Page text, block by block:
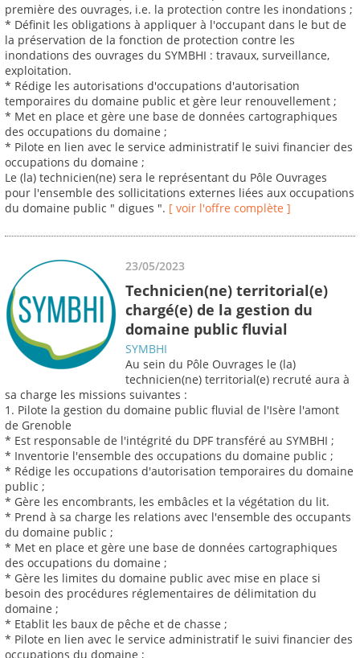
première des ouvrages, i.e. la protection contre les inondations ;
* Définit les obligations à appliquer à l'occupant dans le but de
la préservation de la fonction de protection contre les
inondations des ouvrages du SYMBHI : travaux, surveillance,
exploitation.
* Rédige les autorisations d'occupations d'autorisation
temporaires du domaine public et gère leur renouvellement ;
* Met en place et gère une base de données cartographiques
des occupations du domaine ;
* Pilote en lien avec le service administratif le suivi financier des
occupations du domaine ;
Le (la) technicien(ne) sera le représentant du Pôle Ouvrages
pour l'ensemble des sollicitations externes liées aux occupations
du domaine public " digues ". [ voir l'offre complète ]
23/05/2023
Technicien(ne) territorial(e)
chargé(e) de la gestion du
domaine public fluvial
SYMBHI
Au sein du Pôle Ouvrages le (la)
technicien(ne) territorial(e) recruté aura à
sa charge les missions suivantes :
1. Pilote la gestion du domaine public fluvial de l'Isère l'amont
de Grenoble
* Est responsable de l'intégrité du DPF transféré au SYMBHI ;
* Inventorie l'ensemble des occupations du domaine public ;
* Rédige les occupations d'autorisation temporaires du domaine
public ;
* Gère les encombrants, les embâcles et la végétation du lit.
* Prend à sa charge les relations avec l'ensemble des occupants
du domaine public ;
* Met en place et gère une base de données cartographiques
des occupations du domaine ;
* Gère les limites du domaine public avec mise en place si
besoin des procédures réglementaires de délimitation du
domaine ;
* Etablit les baux de pêche et de chasse ;
* Pilote en lien avec le service administratif le suivi financier des
occupations du domaine ;